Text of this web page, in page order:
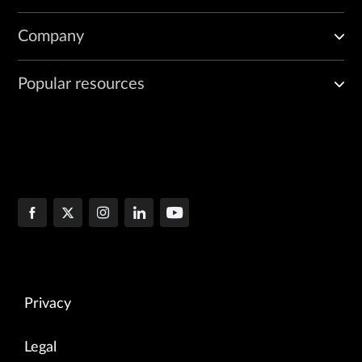
Company
Popular resources
Privacy
Legal